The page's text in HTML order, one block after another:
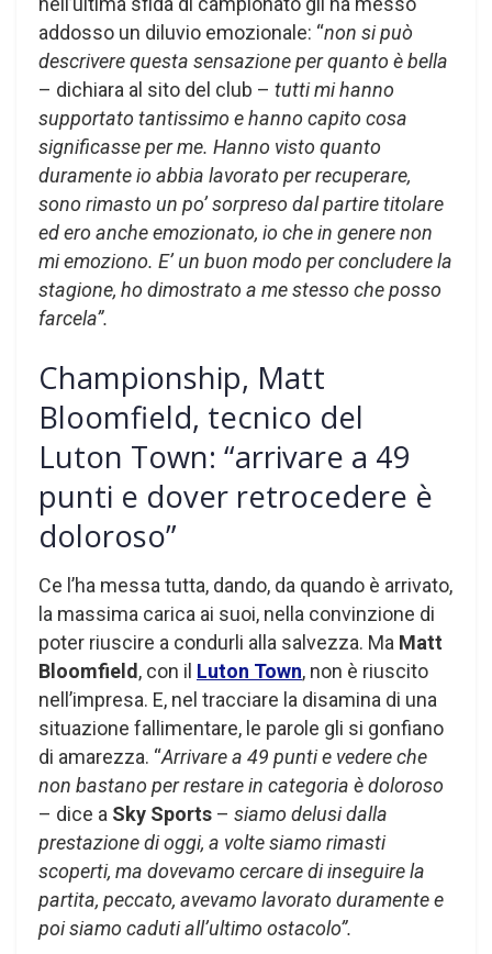
addosso un diluvio emozionale: “non si può
descrivere questa sensazione per quanto è bella
– dichiara al sito del club – tutti mi hanno
supportato tantissimo e hanno capito cosa
significasse per me. Hanno visto quanto
duramente io abbia lavorato per recuperare,
sono rimasto un po’ sorpreso dal partire titolare
ed ero anche emozionato, io che in genere non
mi emoziono. E’ un buon modo per concludere la
stagione, ho dimostrato a me stesso che posso
farcela”.
Championship, Matt
Bloomfield, tecnico del
Luton Town: “arrivare a 49
punti e dover retrocedere è
doloroso”
Ce l’ha messa tutta, dando, da quando è arrivato,
la massima carica ai suoi, nella convinzione di
poter riuscire a condurli alla salvezza. Ma Matt
Bloomfield, con il Luton Town, non è riuscito
nell’impresa. E, nel tracciare la disamina di una
situazione fallimentare, le parole gli si gonfiano
di amarezza. “Arrivare a 49 punti e vedere che
non bastano per restare in categoria è doloroso
– dice a Sky Sports – siamo delusi dalla
prestazione di oggi, a volte siamo rimasti
scoperti, ma dovevamo cercare di inseguire la
partita, peccato, avevamo lavorato duramente e
poi siamo caduti all’ultimo ostacolo”.